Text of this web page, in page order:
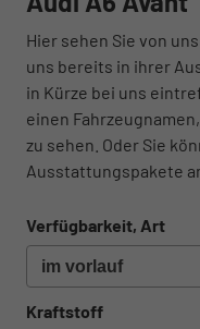
Hier sehen Sie von
uns bereits in ihrer
in Kürze bei uns
einen
zu sehen. Oder Sie
Ausstattungspakete
Verfügbarkeit, Art
Kraftstoff